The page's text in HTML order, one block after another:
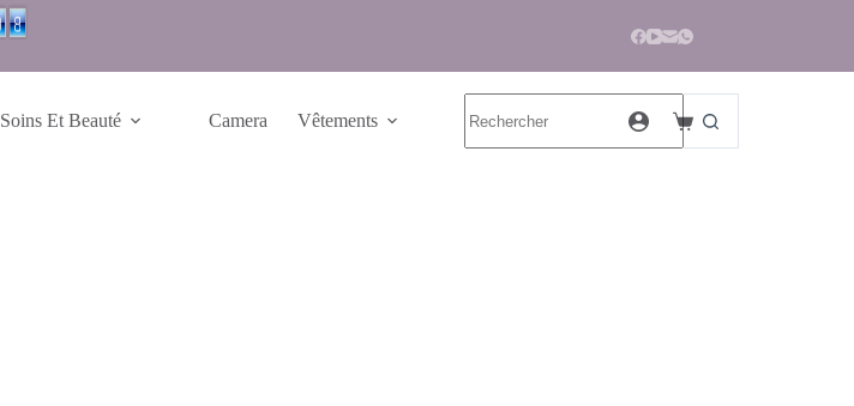
Soins Et Beauté Camera Vêtements